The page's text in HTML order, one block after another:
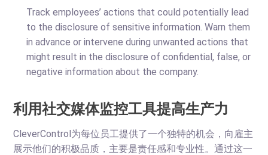
Track employees’ actions that could potentially lead
to the disclosure of sensitive information. Warn them
in advance or intervene during unwanted actions that
might result in the disclosure of confidential, false, or
negative information about the company.
利用社交媒体监控工具提高生产力
CleverControl为每位员工提供了一个独特的机会，向雇主
展示他们的积极品质，主要是责任感和专业性。通过这一